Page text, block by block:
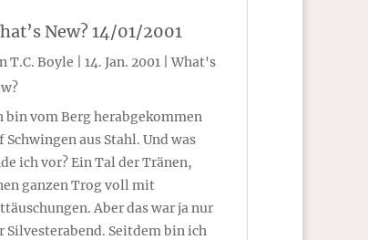
New? 14/01/2001
T.C. Boyle 14. Jan. 2001|What's
bin vom Berg herabgekommen
Schwingen aus Stahl. Und was
ich vor? Ein Tal der Tränen,
ganzen Trog voll mit
Aber das war ja nur
Silvesterabend. Seitdem bin ich